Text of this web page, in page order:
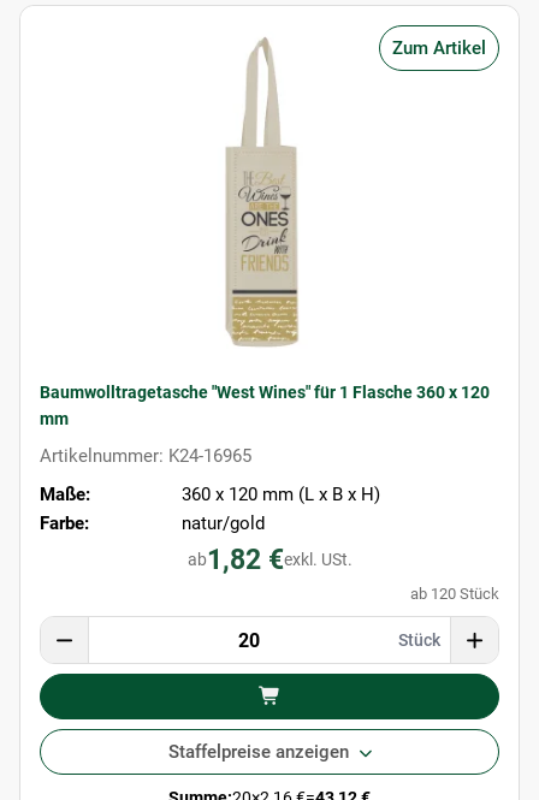
Zum Artikel
Baumwolltragetasche "West Wines" für 1 Flasche 360 x 120
mm
Artikelnummer: K24-16965
Maße:
360 x 120 mm (L x B x H)
Farbe:
natur/gold
ab1,82 €exkl. USt.
ab 120 Stück
Stück
Staffelpreise anzeigen